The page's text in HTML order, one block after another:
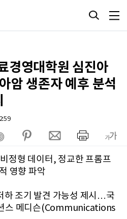
경영대학원 심진아
암 생존자 예후 분석
정형 데이터, 정교한 프롬프
영향 파악
하 조기 발견 가능성 제시…국
스 메디슨(Communications